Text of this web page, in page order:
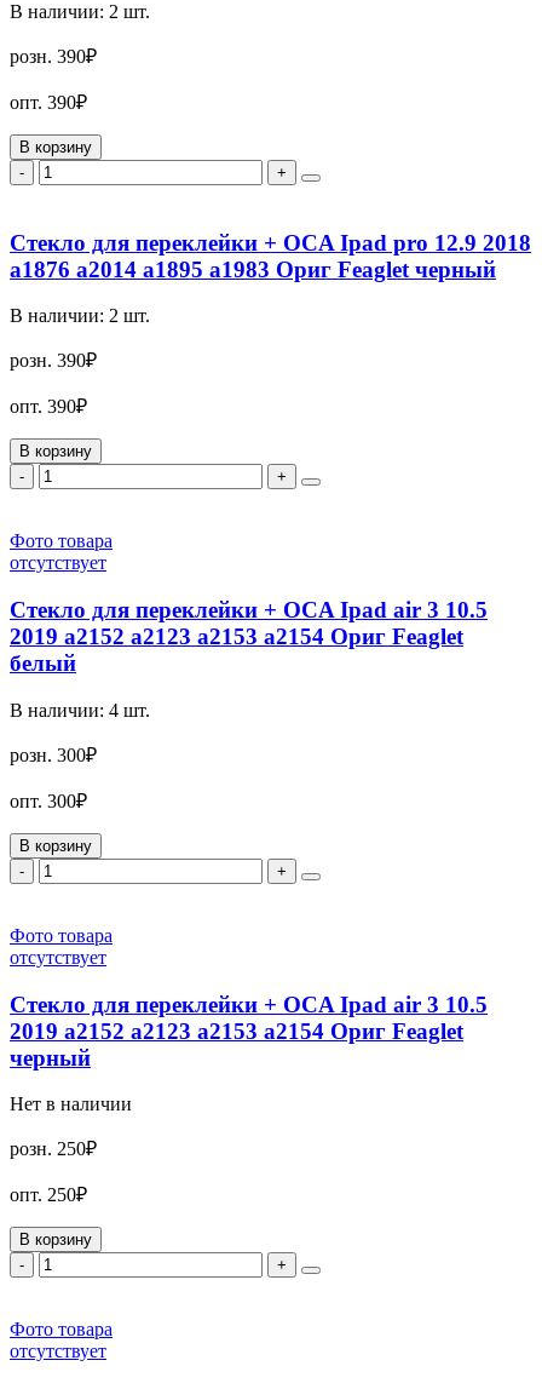
В наличии: 2 шт.
розн. 390₽
опт. 390₽
В корзину
-
+
Стекло для переклейки + OCA Ipad pro 12.9 2018
a1876 a2014 a1895 a1983 Ориг Feaglet черный
В наличии: 2 шт.
розн. 390₽
опт. 390₽
В корзину
-
+
Фото товара
отсутствует
Стекло для переклейки + OCA Ipad air 3 10.5
2019 a2152 a2123 a2153 a2154 Ориг Feaglet
белый
В наличии: 4 шт.
розн. 300₽
опт. 300₽
В корзину
-
+
Фото товара
отсутствует
Стекло для переклейки + OCA Ipad air 3 10.5
2019 a2152 a2123 a2153 a2154 Ориг Feaglet
черный
Нет в наличии
розн. 250₽
опт. 250₽
В корзину
-
+
Фото товара
отсутствует